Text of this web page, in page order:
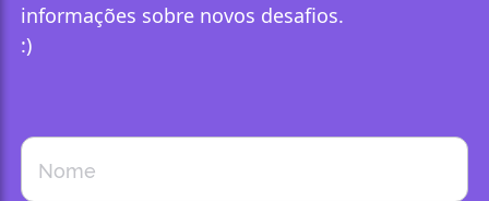
informações sobre novos desafios.
:)